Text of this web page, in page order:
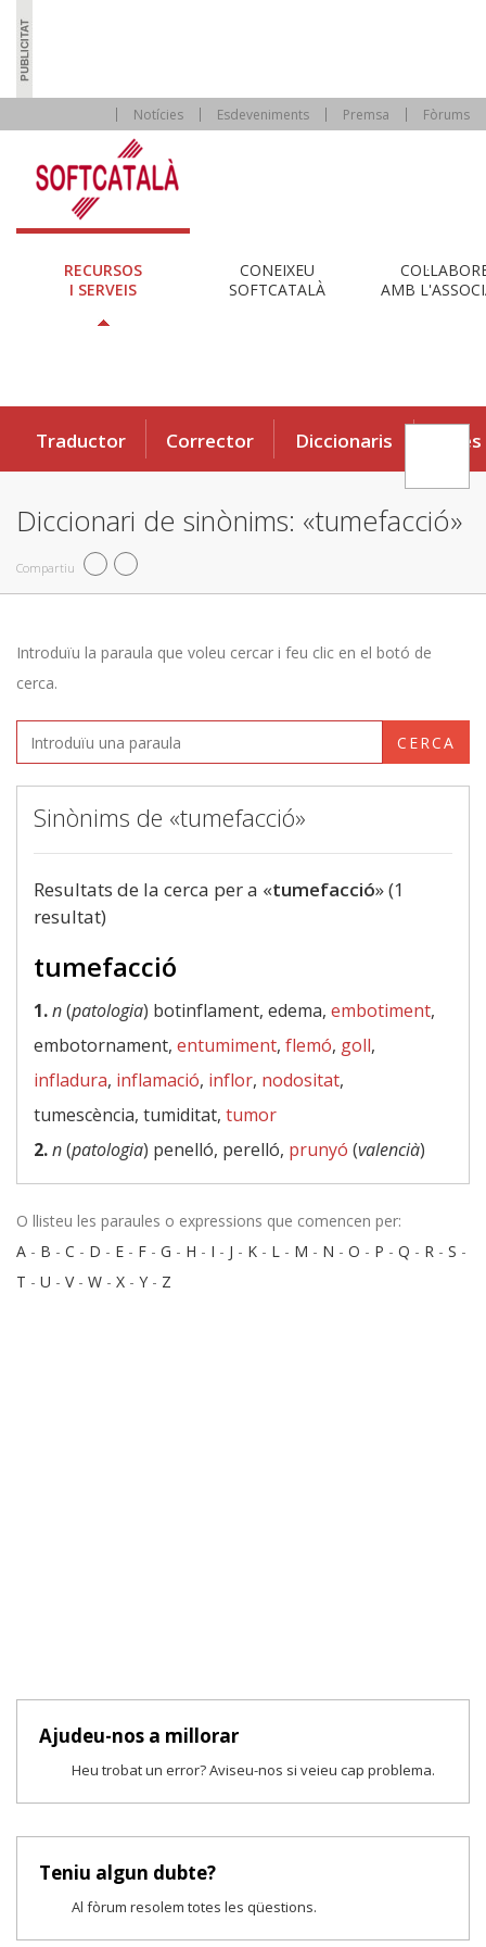
Notícies Esdeveniments Premsa Fòrums
RECURSOS
I SERVEIS
CONEIXEU
SOFTCATALÀ
AMB
Traductor Corrector Diccionaris Eines
Diccionari de sinònims: «tumefacció»
Compartiu
Introduïu la paraula que voleu cercar i feu clic en el botó de
cerca.
CERCA
Sinònims de «tumefacció»
Resultats de la cerca per a «tumefacció» (1
resultat)
tumefacció
1.n(patologia) botinflament, edema, embotiment,
embotornament, entumiment, flemó, goll,
infladura, inflamació, inflor, nodositat,
tumescència, tumiditat, tumor
2.n(patologia) penelló, perelló, prunyó (valencià)
O llisteu les paraules o expressions que comencen per:
A - B - C - D - E - F - G - H - I - J - K - L - M - N - O - P - Q - R - S -
T - U - V- W - X - Y - Z
Ajudeu-nos a millorar
Heu trobat un error? Aviseu-nos si veieu cap problema.
Teniu algun dubte?
Al fòrum resolem totes les qüestions.